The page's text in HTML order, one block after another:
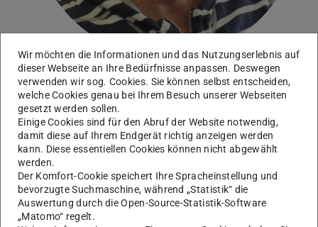
Prof. Dr.-Ing. habil. Christian Mittelstedt
Herzlich willkommen auf den Seiten des
Fachgebiets Leichtbau und Strukturmechanik (kurz:
LSM, bis Anfang 2023 KLuB – Konstruktiver
Leichtbau und Bauweisen).
Ich lade Sie dazu ein, unser Online-Angebot zu
erkunden und sich einen Überblick über unsere
Wir möchten die Informationen und das Nutzungserlebnis auf
dieser Webseite an Ihre Bedürfnisse anpassen. Deswegen
verwenden wir sog. Cookies. Sie können selbst entscheiden,
welche Cookies genau bei Ihrem Besuch unserer Webseiten
gesetzt werden sollen.
Einige Cookies sind für den Abruf der Website notwendig,
damit diese auf Ihrem Endgerät richtig anzeigen werden
kann. Diese essentiellen Cookies können nicht abgewählt
werden.
Der Komfort-Cookie speichert Ihre Spracheinstellung und
bevorzugte Suchmaschine, während „Statistik“ die
Auswertung durch die Open-Source-Statistik-Software
„Matomo“ regelt.